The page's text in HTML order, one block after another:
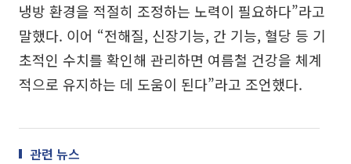
냉방 환경을 적절히 조정하는 노력이 필요하다”라고
말했다. 이어 “전해질, 신장기능, 간 기능, 혈당 등 기
초적인 수치를 확인해 관리하면 여름철 건강을 체계
적으로 유지하는 데 도움이 된다”라고 조언했다.
관련 뉴스